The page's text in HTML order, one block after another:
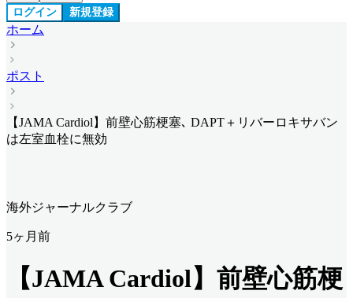
ログイン 新規登録
ホーム
ポスト
【JAMA Cardiol】前壁心筋梗塞､ DAPT＋リバーロキサバン
は左室血栓に無効
海外ジャーナルクラブ
5ヶ月前
【JAMA Cardiol】前壁心筋梗